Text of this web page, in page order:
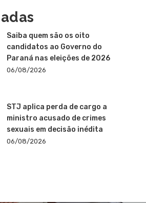
Saiba quem são os oito
candidatos ao Governo do
Paraná nas eleições de 2026
06/08/2026
STJ aplica perda de cargo a
ministro acusado de crimes
sexuais em decisão inédita
06/08/2026